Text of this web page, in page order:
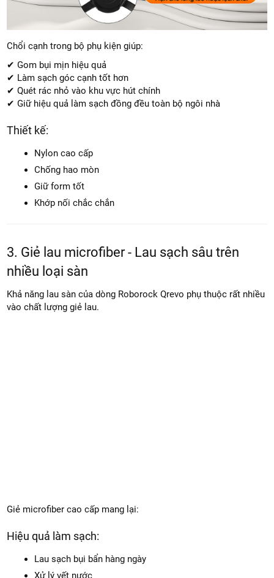
Chổi cạnh trong bộ phụ kiện giúp:
✔ Gom bụi mịn hiệu quả
✔ Làm sạch góc cạnh tốt hơn
✔ Quét rác nhỏ vào khu vực hút chính
✔ Giữ hiệu quả làm sạch đồng đều toàn bộ ngôi nhà
Thiết kế:
Nylon cao cấp
Chống hao mòn
Giữ form tốt
Khớp nối chắc chắn
3. Giẻ lau microfiber - Lau sạch sâu trên
nhiều loại sàn
Khả năng lau sàn của dòng Roborock Qrevo phụ thuộc rất nhiều
vào chất lượng giẻ lau.